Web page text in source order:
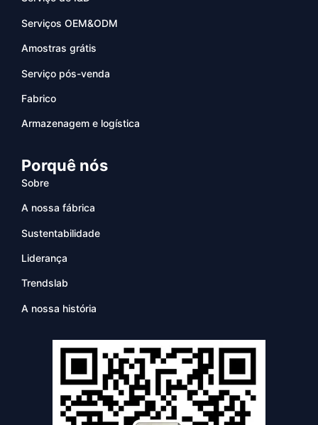
Serviços OEM&ODM
Amostras grátis
Serviço pós-venda
Fabrico
Armazenagem e logística
Porquê nós
Sobre
A nossa fábrica
Sustentabilidade
Liderança
Trendslab
A nossa história